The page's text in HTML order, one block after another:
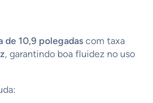
de 10,9 polegadas com taxa
, garantindo boa fluidez no uso